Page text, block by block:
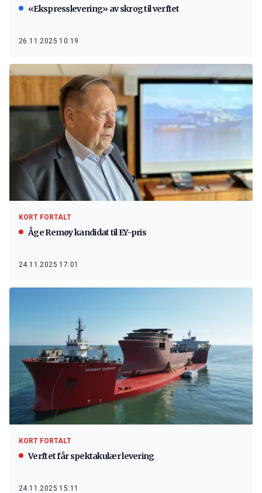
«Ekspresslevering» av skrog til verftet
26.11.2025 10:19
KORT FORTALT
Åge Remøy kandidat til EY-pris
24.11.2025 17:01
KORT FORTALT
Verftet får spektakulær levering
24.11.2025 15:11